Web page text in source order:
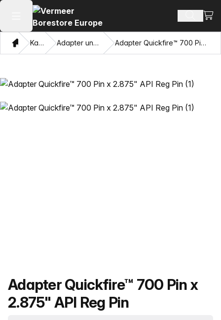
Hauptmenü öffnen
HeimKatalog Adapter und Ziehaugen Adapter Quickfire™ 700 Pin x 2.875" API Reg Pin
Produktname
Adapter Quickfire™ 700 Pin x
2.875" API Reg Pin